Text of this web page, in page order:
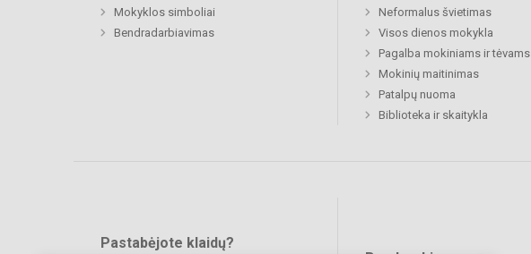
Mokyklos simboliai
Bendradarbiavimas
Neformalus švietimas
Visos dienos mokykla
Pagalba mokiniams ir tėvams
Mokinių maitinimas
Patalpų nuoma
Biblioteka ir skaitykla
Pastabėjote klaidų?